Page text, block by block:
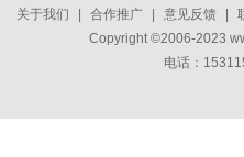
关于我们 合作推广 意见反馈
Copyright ©2006-2023
电话：